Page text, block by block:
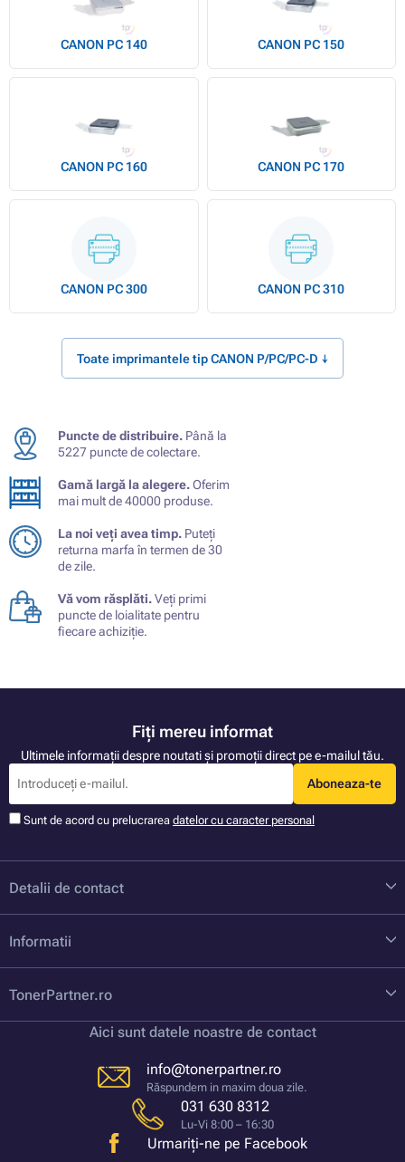
CANON PC 140 CANON PC 150
CANON PC 160 CANON PC 170
CANON PC 300 CANON PC 310
Toate imprimantele tip CANON P/PC/PC-D ↓
Puncte de distribuire. Până la
5227 puncte de colectare.
Gamă largă la alegere.Oferim
mai mult de 40000 produse.
La noi veți avea timp. Puteți
returna marfa în termen de 30
de zile.
Vă vom răsplăti.Veți primi
puncte de loialitate pentru
fiecare achiziție.
Fiți mereu informat
Ultimele informații despre noutati și promoții direct pe e-mailul tău.
Aboneaza-te
Sunt de acord cu prelucrarea datelor cu caracter personal
Detalii de contact
Informatii
TonerPartner.ro
Aici sunt datele noastre de contact
info@tonerpartner.ro
Răspundem in maxim doua zile.
031 630 8312
Lu-Vi 8:00 – 16:30
Urmariți-ne pe Facebook